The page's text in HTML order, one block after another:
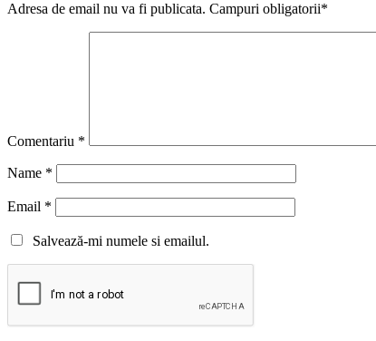
Adresa de email nu va fi publicata. Campuri obligatorii*
Comentariu *
Name *
Email *
Salvează-mi numele si emailul.